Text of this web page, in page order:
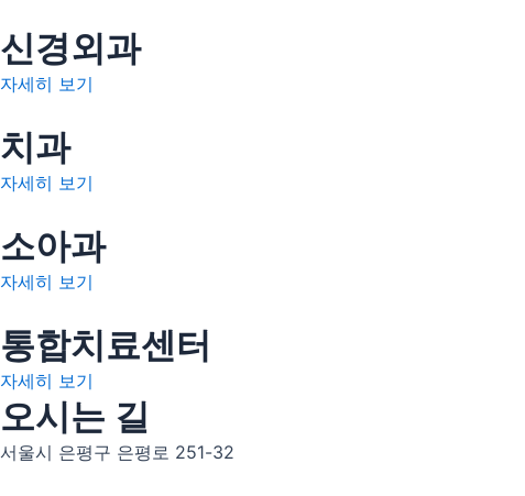
신경외과
자세히 보기
치과
자세히 보기
소아과
자세히 보기
통합치료센터
자세히 보기
오시는 길
서울시 은평구 은평로 251-32